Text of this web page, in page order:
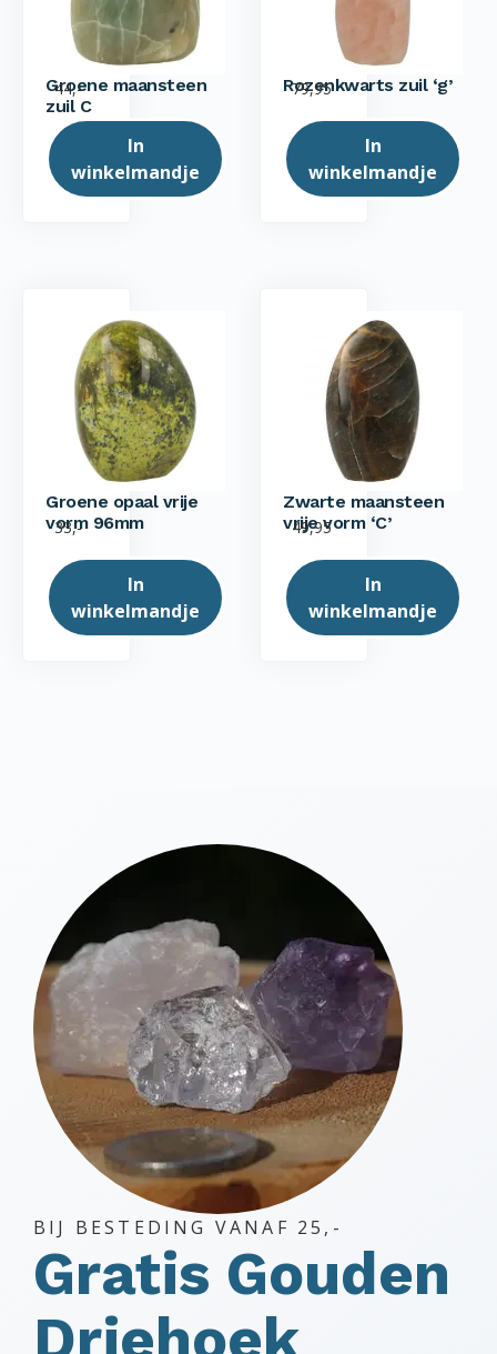
Groene maansteen
zuil C
44,-
In
winkelmandje
Rozenkwarts zuil ‘g’
79,95
In
winkelmandje
Groene opaal vrije
vorm 96mm
33,-
In
winkelmandje
Zwarte maansteen
vrije vorm ‘C’
49,95
In
winkelmandje
BIJ BESTEDING VANAF 25,-
Gratis Gouden
Driehoek